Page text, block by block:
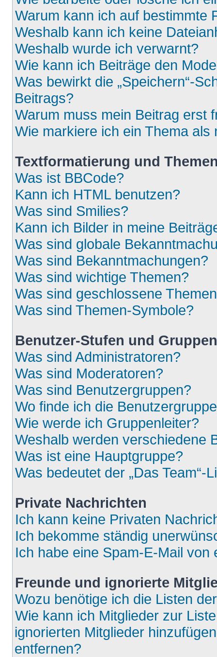
Warum kann ich auf bestimmte
Weshalb kann ich keine
Weshalb wurde ich verwarnt?
Wie kann ich Beiträge den
Was bewirkt die „Speichern“-
Beitrags?
Warum muss mein Beitrag erst
Wie markiere ich ein Thema als
Textformatierung und
Was ist BBCode?
Kann ich HTML benutzen?
Was sind Smilies?
Kann ich Bilder in meine
Was sind globale
Was sind Bekanntmachungen?
Was sind wichtige Themen?
Was sind geschlossene
Was sind Themen-Symbole?
Benutzer-Stufen und Gruppen
Was sind Administratoren?
Was sind Moderatoren?
Was sind Benutzergruppen?
Wo finde ich die
Wie werde ich Gruppenleiter?
Weshalb werden verschiedene
Was ist eine Hauptgruppe?
Was bedeutet der „Das Team“-
Private Nachrichten
Ich kann keine Privaten
Ich bekomme ständig
Ich habe eine Spam-E-Mail
Freunde und ignorierte
Wozu benötige ich die Listen
Wie kann ich Mitglieder zur
ignorierten Mitglieder
entfernen?